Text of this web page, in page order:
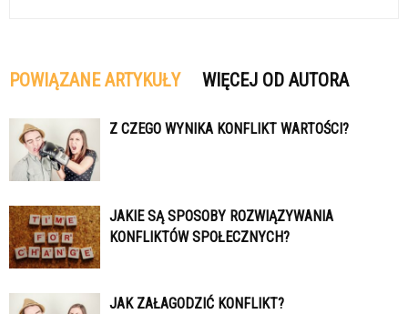
POWIĄZANE ARTYKUŁY WIĘCEJ OD AUTORA
Z CZEGO WYNIKA KONFLIKT WARTOŚCI?
JAKIE SĄ SPOSOBY ROZWIĄZYWANIA
KONFLIKTÓW SPOŁECZNYCH?
JAK ZAŁAGODZIĆ KONFLIKT?